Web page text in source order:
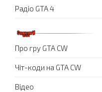
Радіо GTA 4
Про гру GTA CW
Чіт-коди на GTA CW
Відео